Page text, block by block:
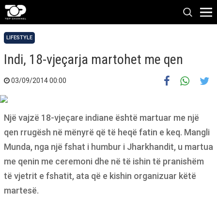
LIFESTYLE
Indi, 18-vjeçarja martohet me qen
03/09/2014 00:00
Një vajzë 18-vjeçare indiane është martuar me një
qen rrugësh në mënyrë që të heqë fatin e keq. Mangli
Munda, nga një fshat i humbur i Jharkhandit, u martua
me qenin me ceremoni dhe në të ishin të pranishëm
të vjetrit e fshatit, ata që e kishin organizuar këtë
martesë.